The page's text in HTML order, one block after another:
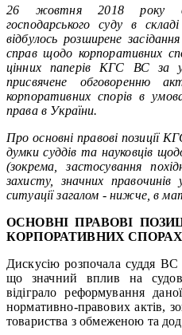
26 жовтня 2018 року в
господарського суду в
відбулось розширене
справ щодо корпоративних
цінних паперів КГС ВС за
присвячене обговоренню
корпоративних спорів в
права в України.
Про основні правові позиції
думки суддів та науковців
(зокрема, застосування
захисту, значних
ситуації загалом - нижче, в
ОСНОВНІ ПРАВОВІ
КОРПОРАТИВНИХ СПОРАХ
Дискусію розпочала суддя
що значний вплив на
відіграло реформування
нормативно-правових актів,
товариства з обмеженою та